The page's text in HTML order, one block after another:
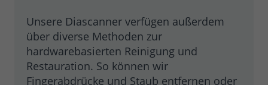
Unsere Diascanner verfügen außerdem
über diverse Methoden zur
hardwarebasierten Reinigung und
Restauration. So können wir
Fingerabdrücke und Staub entfernen oder